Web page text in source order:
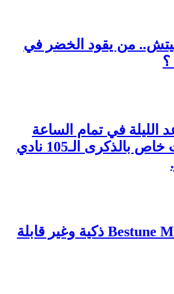
من يقود الخضر في
؟
الليلة في تمام الساعة
20:00 .بودكاست خاص بالذكرى الـ105 نادي
شاهد سيارة Bestune Mini ذكية وغير قابلة